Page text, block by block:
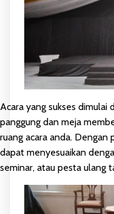
Acara yang sukses dimulai
panggung dan meja
ruang acara anda. Dengan
dapat menyesuaikan
seminar, atau pesta ulang